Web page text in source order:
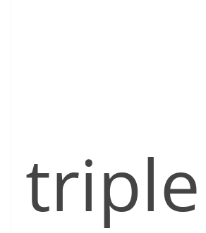
triple